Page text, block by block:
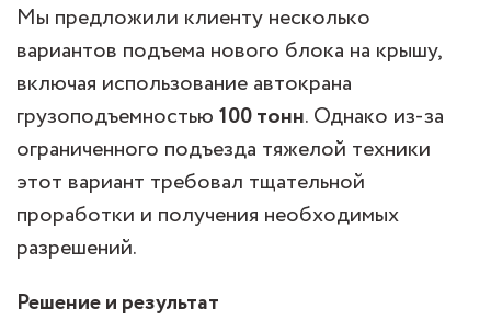
Мы предложили клиенту несколько
вариантов подъема нового блока на крышу,
включая использование автокрана
грузоподъемностью 100 тонн. Однако из-за
ограниченного подъезда тяжелой техники
этот вариант требовал тщательной
проработки и получения необходимых
разрешений.
Решение и результат